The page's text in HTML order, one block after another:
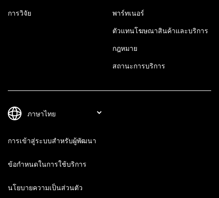
การวิจัย พาร์ทเนอร์
ตัวแทนโฆษณาสินค้าและบริการ
กฎหมาย
สถานะการบริการ
การเข้าสู่ระบบสำหรับผู้พัฒนา
ข้อกำหนดในการใช้บริการ
นโยบายความเป็นส่วนตัว